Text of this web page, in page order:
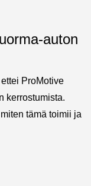
auton
ProMotive
kerrostumista.
tämä toimii ja